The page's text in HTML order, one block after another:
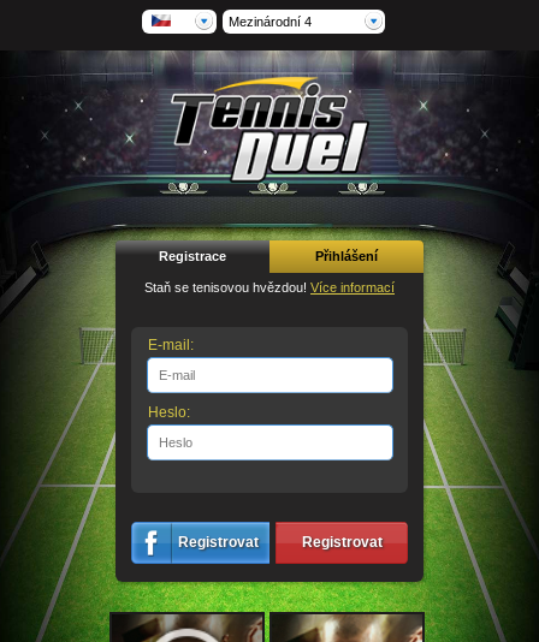
Mezinárodní 4
Registrace Přihlášení
Staň se tenisovou hvězdou! Více informací
E-mail:
Heslo:
Registrovat Registrovat